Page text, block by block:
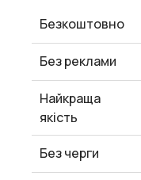
Безкоштовно
Без реклами
Найкраща
якість
Без черги